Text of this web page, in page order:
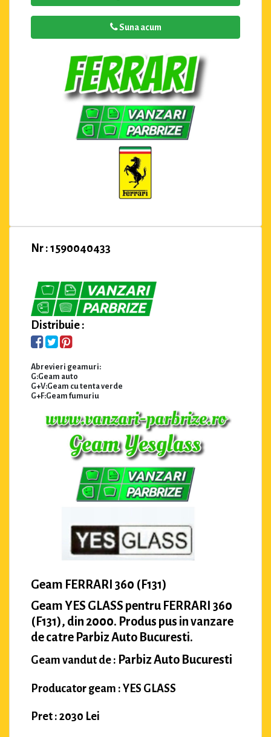
Suna acum
Nr : 1590040433
Distribuie :
Abrevieri geamuri:
G:Geam auto
G+V:Geam cu tenta verde
G+F:Geam fumuriu
Geam FERRARI 360 (F131)
Geam YES GLASS pentru FERRARI 360
(F131), din 2000. Produs pus in vanzare
de catre Parbiz Auto Bucuresti.
Geam vandut de : Parbiz Auto Bucuresti
Producator geam : YES GLASS
Pret : 2030 Lei